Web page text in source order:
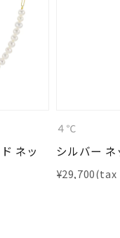
ネッ
４℃
シルバー ネ
¥29,700